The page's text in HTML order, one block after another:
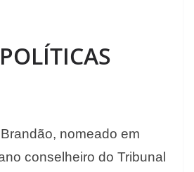
nomeado em
conselheiro do Tribunal